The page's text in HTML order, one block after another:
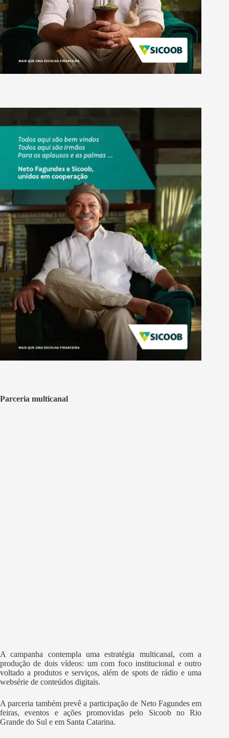
Parceria multicanal
A campanha contempla uma estratégia multicanal, com a
produção de dois vídeos: um com foco institucional e outro
voltado a produtos e serviços, além de spots de rádio e uma
websérie de conteúdos digitais.
A parceria também prevê a participação de Neto Fagundes em
feiras, eventos e ações promovidas pelo Sicoob no Rio
Grande do Sul e em Santa Catarina.